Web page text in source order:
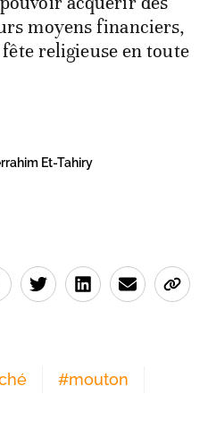
moyens financiers,
religieuse en toute
Et-Tahiry
#mouton